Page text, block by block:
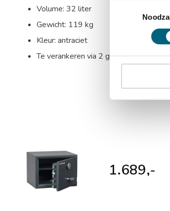
Volume: 32 liter
Gewicht: 119 kg
Kleur: antraciet
Te verankeren via 2 gaten in de bodem
1.689,-